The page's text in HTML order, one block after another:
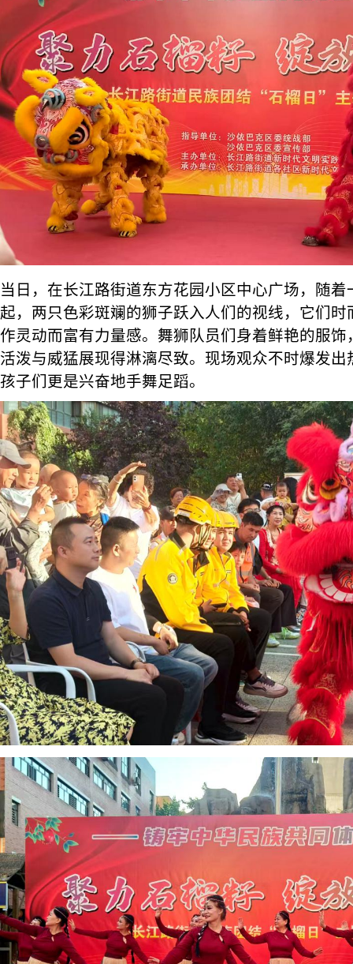
当日，在长江路街道东方花园小区中心广场，随
起，两只色彩斑斓的狮子跃入人们的视线，它们
作灵动而富有力量感。舞狮队员们身着鲜艳的服
活泼与威猛展现得淋漓尽致。现场观众不时爆发
孩子们更是兴奋地手舞足蹈。